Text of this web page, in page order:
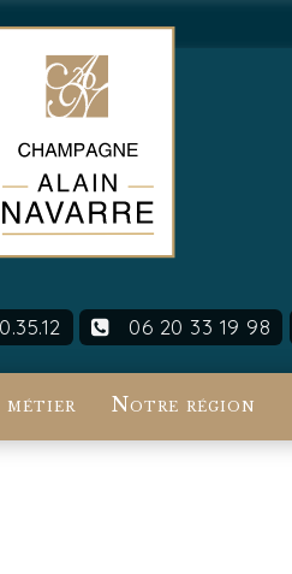
06 20 33 19 98
Notre région